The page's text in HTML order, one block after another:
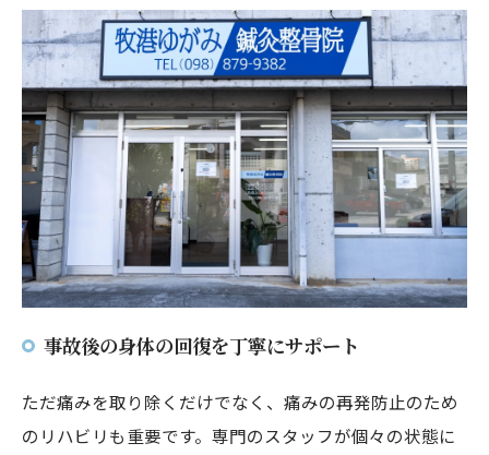
事故後の身体の回復を丁寧にサポート
ただ痛みを取り除くだけでなく、痛みの再発防止のため
のリハビリも重要です。専門のスタッフが個々の状態に